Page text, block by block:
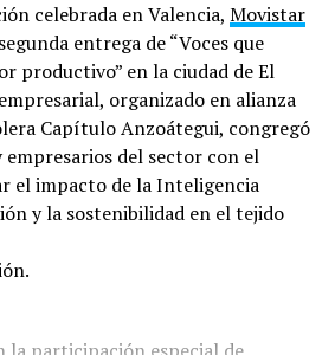
celebrada en Valencia, Movistar
entrega de “Voces que
productivo” en la ciudad de El
organizado en alianza
Capítulo Anzoátegui, congregó
empresarios del sector con el
el impacto de la Inteligencia
y la sostenibilidad en el tejido